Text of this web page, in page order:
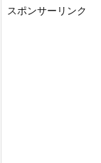
スポンサーリンク